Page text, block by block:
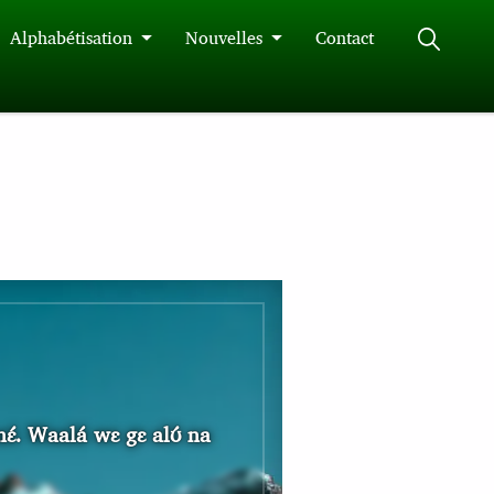
Alphabétisation Nouvelles
Contact
Waalá wɛ gɛ alʊ́ na